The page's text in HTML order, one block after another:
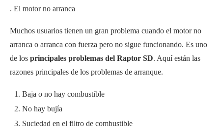
. El motor no arranca
Muchos usuarios tienen un gran problema cuando el motor no
arranca o arranca con fuerza pero no sigue funcionando. Es uno
de los principales problemas del Raptor SD. Aquí están las
razones principales de los problemas de arranque.
Baja o no hay combustible
No hay bujía
Suciedad en el filtro de combustible